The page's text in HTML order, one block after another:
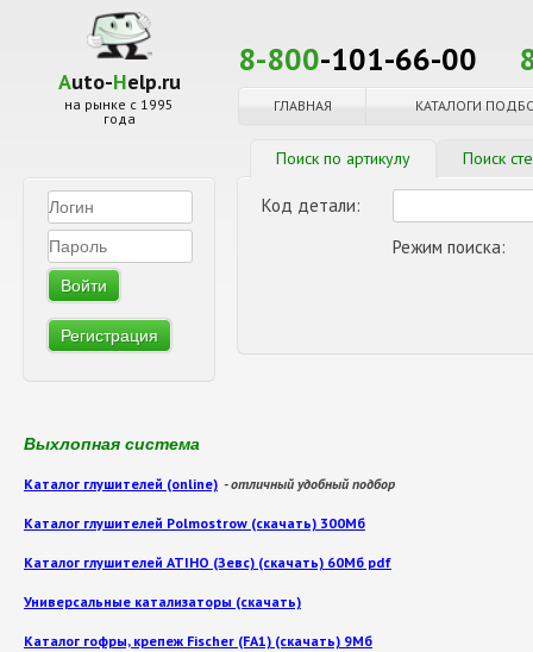
Auto-Help.ru
на рынке с 1995
года
Регистрация
8-800-101-66-00
ГЛАВНАЯ КАТАЛОГИ
Поиск по артикулу Поиск
Код детали:
Режим поиска:
Выхлопная система
Каталог глушителей (online) - отличный удобный подбор
Каталог глушителей Polmostrow (скачать) 300Мб
Каталог глушителей ATIHO (Зевс) (скачать) 60Мб pdf
Универсальные катализаторы (скачать)
Каталог гофры, крепеж Fischer (FA1) (скачать) 9Мб